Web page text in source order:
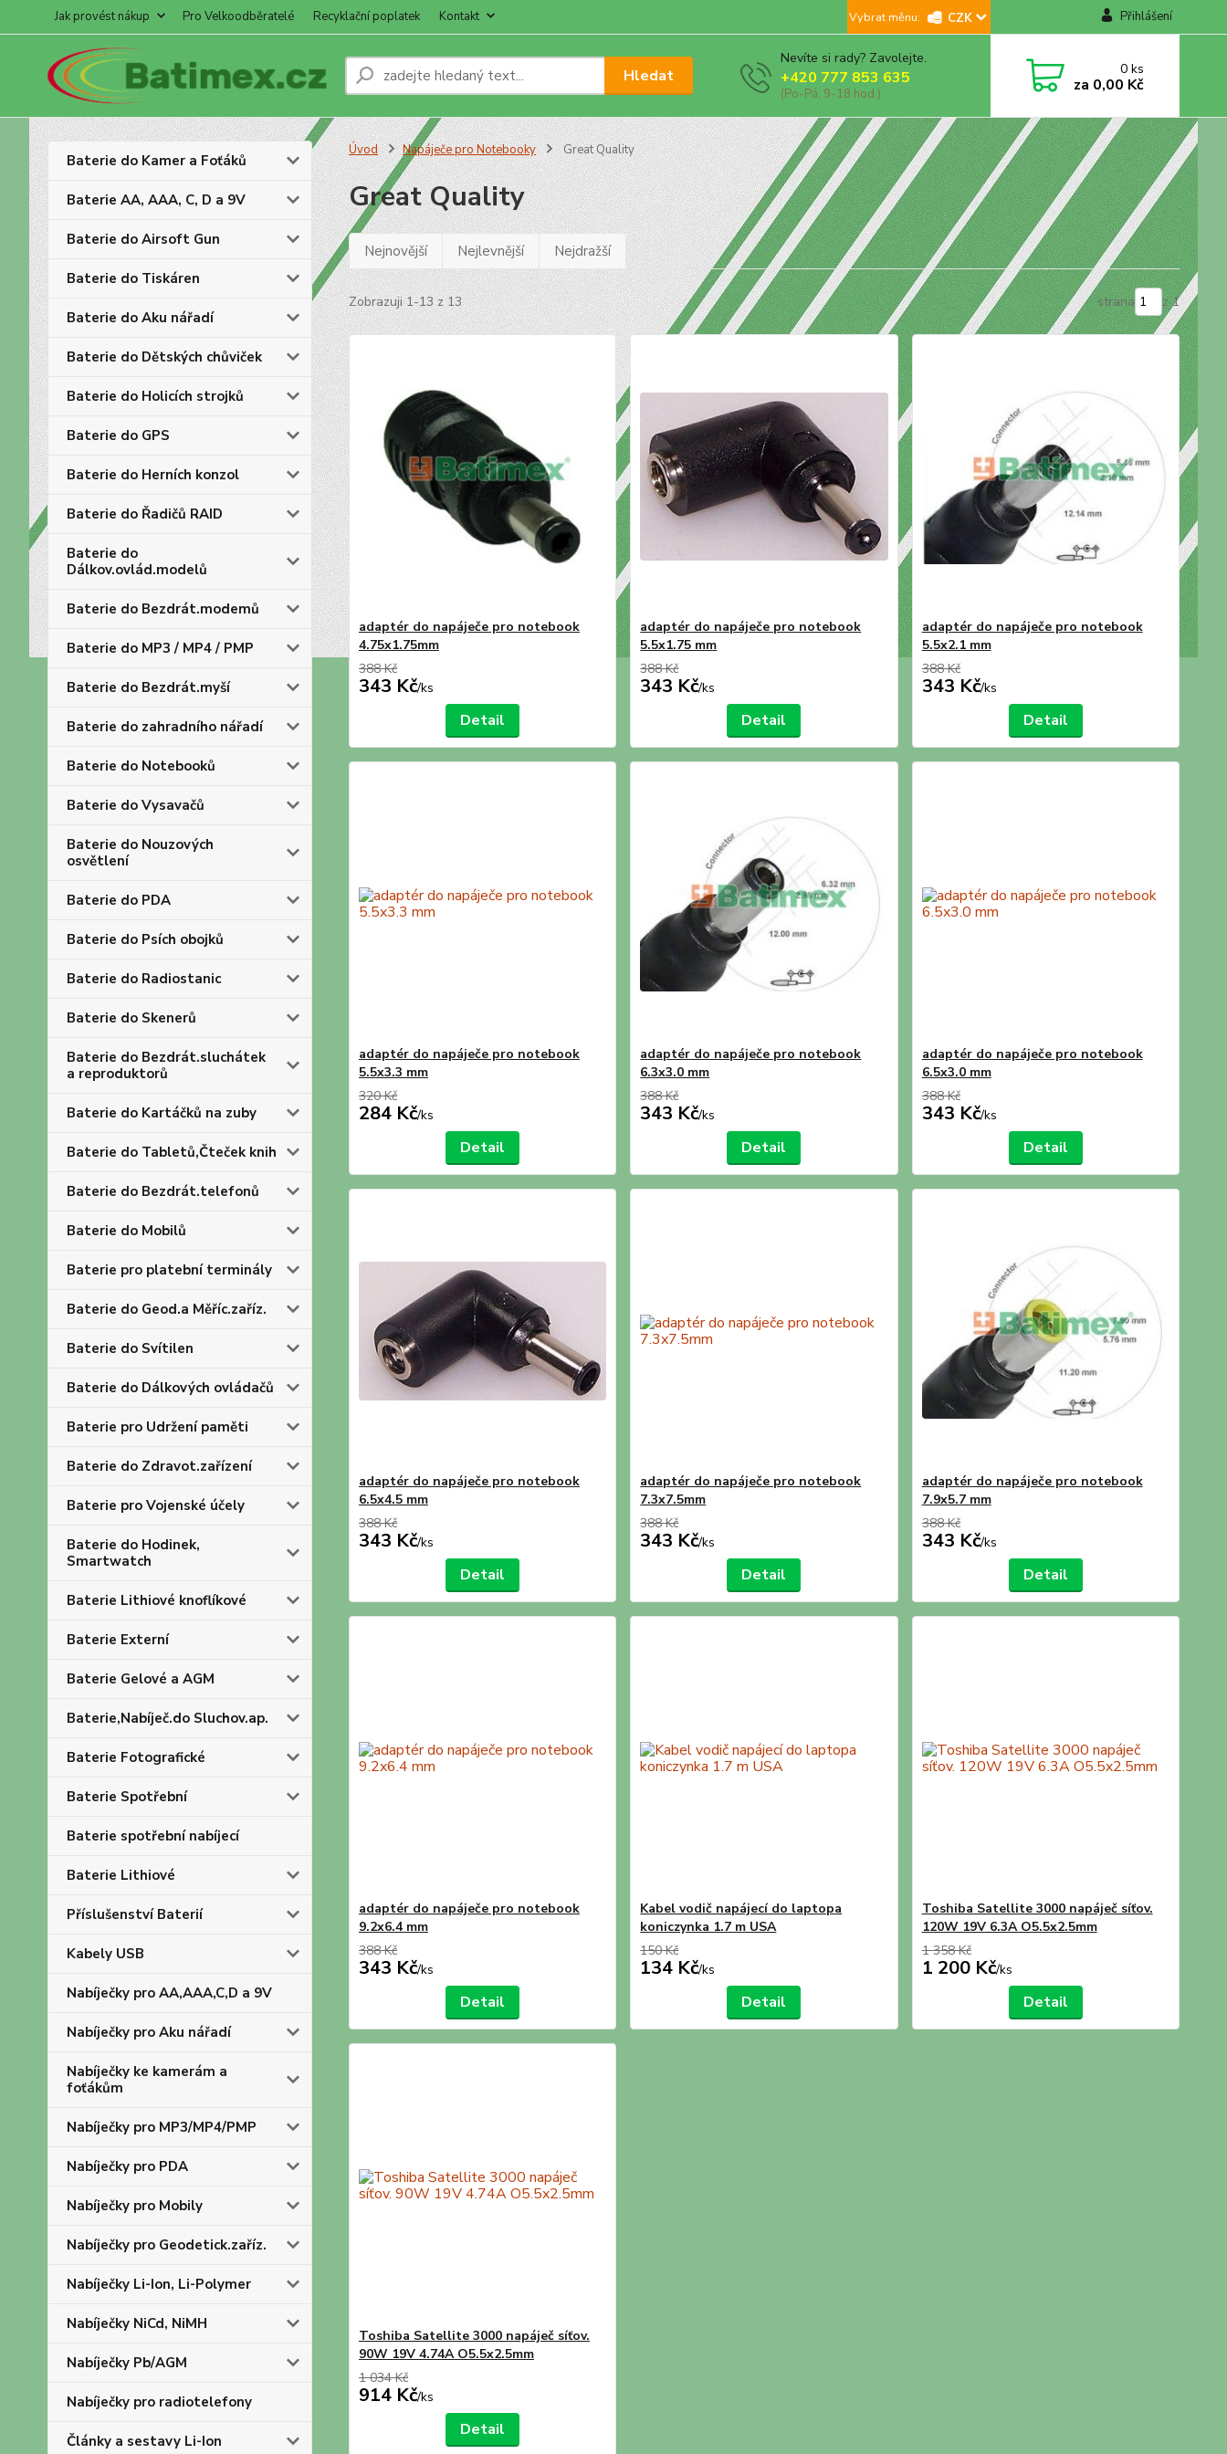
Jak provést nákup Pro Velkoodběratelé Recyklační poplatek Kontakt CZK Přihlášení
Hledat
Nevíte si rady? Zavolejte.
+420 777 853 635
(Po-Pá, 9-18 hod.)
0ks
za 0,00 Kč
Baterie do Kamer a Foťáků
Baterie AA, AAA, C, D a 9V
Baterie do Airsoft Gun
Baterie do Tiskáren
Baterie do Aku nářadí
Baterie do Dětských chůviček
Baterie do Holicích strojků
Baterie do GPS
Baterie do Herních konzol
Baterie do Řadičů RAID
Baterie do
Dálkov.ovlád.modelů
Baterie do Bezdrát.modemů
Baterie do MP3 / MP4 / PMP
Baterie do Bezdrát.myší
Baterie do zahradního nářadí
Baterie do Notebooků
Baterie do Vysavačů
Baterie do Nouzových
osvětlení
Baterie do PDA
Baterie do Psích obojků
Baterie do Radiostanic
Baterie do Skenerů
Baterie do Bezdrát.sluchátek
a reproduktorů
Baterie do Kartáčků na zuby
Baterie do Tabletů,Čteček knih
Baterie do Bezdrát.telefonů
Baterie do Mobilů
Baterie pro platební terminály
Baterie do Geod.a Měříc.zaříz.
Baterie do Svítilen
Baterie do Dálkových ovládačů
Baterie pro Udržení paměti
Baterie do Zdravot.zařízení
Baterie pro Vojenské účely
Baterie do Hodinek,
Smartwatch
Baterie Lithiové knoflíkové
Baterie Externí
Baterie Gelové a AGM
Baterie,Nabíječ.do Sluchov.ap.
Baterie Fotografické
Baterie Spotřební
Baterie spotřební nabíjecí
Baterie Lithiové
Příslušenství Baterií
Kabely USB
Nabíječky pro AA,AAA,C,D a 9V
Nabíječky pro Aku nářadí
Nabíječky ke kamerám a
foťákům
Nabíječky pro MP3/MP4/PMP
Nabíječky pro PDA
Nabíječky pro Mobily
Nabíječky pro Geodetick.zaříz.
Nabíječky Li-Ion, Li-Polymer
Nabíječky NiCd, NiMH
Nabíječky Pb/AGM
Nabíječky pro radiotelefony
Články a sestavy Li-Ion
Úvod Napáječe pro Notebooky Great Quality
Great Quality
Nejnovější Nejlevnější Nejdražší
Zobrazuji 1-13 z 13 strana z 1
adaptér do napáječe pro notebook
4.75x1.75mm
388 Kč
343 Kč/ks
Detail
adaptér do napáječe pro notebook
5.5x1.75 mm
388 Kč
343 Kč/ks
Detail
adaptér do napáječe pro notebook
5.5x2.1 mm
388 Kč
343 Kč/ks
Detail
adaptér do napáječe pro notebook
5.5x3.3 mm
320 Kč
284 Kč/ks
Detail
adaptér do napáječe pro notebook
6.3x3.0 mm
388 Kč
343 Kč/ks
Detail
adaptér do napáječe pro notebook
6.5x3.0 mm
388 Kč
343 Kč/ks
Detail
adaptér do napáječe pro notebook
6.5x4.5 mm
388 Kč
343 Kč/ks
Detail
adaptér do napáječe pro notebook
7.3x7.5mm
388 Kč
343 Kč/ks
Detail
adaptér do napáječe pro notebook
7.9x5.7 mm
388 Kč
343 Kč/ks
Detail
adaptér do napáječe pro notebook
9.2x6.4 mm
388 Kč
343 Kč/ks
Detail
Kabel vodič napájecí do laptopa
koniczynka 1.7 m USA
150 Kč
134 Kč/ks
Detail
Toshiba Satellite 3000 napáječ síťov.
120W 19V 6.3A O5.5x2.5mm
1 358 Kč
1 200 Kč/ks
Detail
Toshiba Satellite 3000 napáječ síťov.
90W 19V 4.74A O5.5x2.5mm
1 034 Kč
914 Kč/ks
Detail